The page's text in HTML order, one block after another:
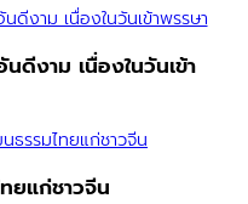
ดีงาม เนื่องในวันเข้า
ยแก่ชาวจีน